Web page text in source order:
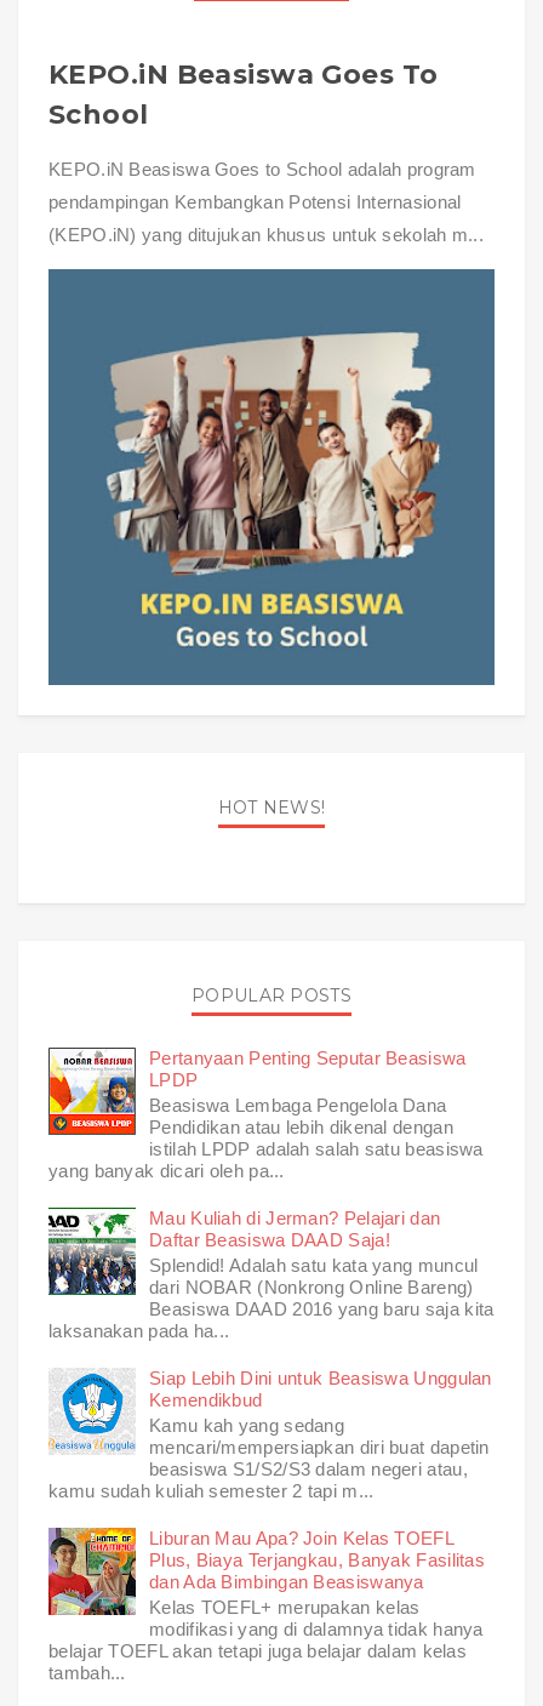
KEPO.iN Beasiswa Goes To
School
KEPO.iN Beasiswa Goes to School adalah program
pendampingan Kembangkan Potensi Internasional
(KEPO.iN) yang ditujukan khusus untuk sekolah m...
HOT NEWS!
POPULAR POSTS
Pertanyaan Penting Seputar Beasiswa
LPDP
Beasiswa Lembaga Pengelola Dana
Pendidikan atau lebih dikenal dengan
istilah LPDP adalah salah satu beasiswa
yang banyak dicari oleh pa...
Mau Kuliah di Jerman? Pelajari dan
Daftar Beasiswa DAAD Saja!
Splendid! Adalah satu kata yang muncul
dari NOBAR (Nonkrong Online Bareng)
Beasiswa DAAD 2016 yang baru saja kita
laksanakan pada ha...
Siap Lebih Dini untuk Beasiswa Unggulan
Kemendikbud
Kamu kah yang sedang
mencari/mempersiapkan diri buat dapetin
beasiswa S1/S2/S3 dalam negeri atau,
kamu sudah kuliah semester 2 tapi m...
Liburan Mau Apa? Join Kelas TOEFL
Plus, Biaya Terjangkau, Banyak Fasilitas
dan Ada Bimbingan Beasiswanya
Kelas TOEFL+ merupakan kelas
modifikasi yang di dalamnya tidak hanya
belajar TOEFL akan tetapi juga belajar dalam kelas
tambah...